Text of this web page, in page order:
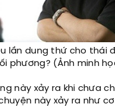
lần dung thứ cho thái
phương? (Ảnh minh
này xảy ra khi chưa
này xảy ra như